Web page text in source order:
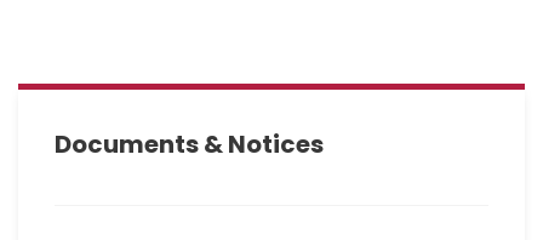
Documents & Notices